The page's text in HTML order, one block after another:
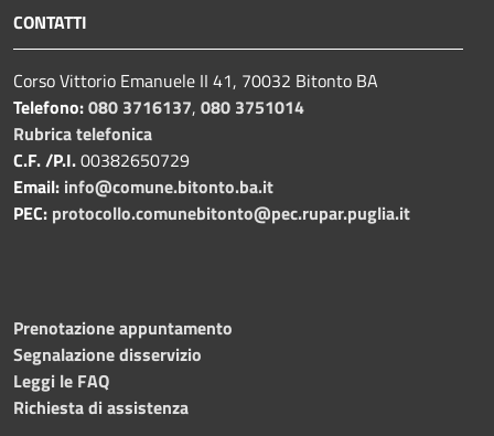
CONTATTI
Corso Vittorio Emanuele II 41, 70032 Bitonto BA
Telefono:080 3716137, 080 3751014
Rubrica telefonica
C.F. /P.I.00382650729
Email: info@comune.bitonto.ba.it
PEC: protocollo.comunebitonto@pec.rupar.puglia.it
Prenotazione appuntamento
Segnalazione disservizio
Leggi le FAQ
Richiesta di assistenza